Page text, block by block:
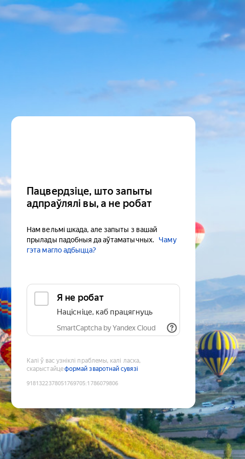
Пацвердзіце, што запыты
адпраўлялі вы, а не робат
Нам вельмі шкада, але запыты з вашай
прылады падобныя да аўтаматычных.
Чаму
гэта магло адбыцца?
Я не робат
Націсніце, каб працягнуць
SmartCaptcha by Yandex Cloud
Калі ў вас узніклі праблемы, калі ласка,
скарыстайцеформай зваротнай сувязі
9181322378051769705:1786079806